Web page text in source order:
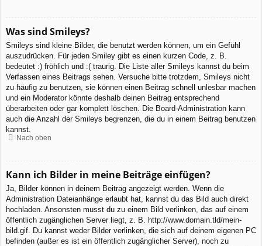
Was sind Smileys?
Smileys sind kleine Bilder, die benutzt werden können, um ein Gefühl
auszudrücken. Für jeden Smiley gibt es einen kurzen Code, z. B.
bedeutet :) fröhlich und :( traurig. Die Liste aller Smileys kannst du beim
Verfassen eines Beitrags sehen. Versuche bitte trotzdem, Smileys nicht
zu häufig zu benutzen, sie können einen Beitrag schnell unlesbar machen
und ein Moderator könnte deshalb deinen Beitrag entsprechend
überarbeiten oder gar komplett löschen. Die Board-Administration kann
auch die Anzahl der Smileys begrenzen, die du in einem Beitrag benutzen
kannst.
Nach oben
Kann ich Bilder in meine Beiträge einfügen?
Ja, Bilder können in deinem Beitrag angezeigt werden. Wenn die
Administration Dateianhänge erlaubt hat, kannst du das Bild auch direkt
hochladen. Ansonsten musst du zu einem Bild verlinken, das auf einem
öffentlich zugänglichen Server liegt, z. B. http://www.domain.tld/mein-
bild.gif. Du kannst weder Bilder verlinken, die sich auf deinem eigenen PC
befinden (außer es ist ein öffentlich zugänglicher Server), noch zu